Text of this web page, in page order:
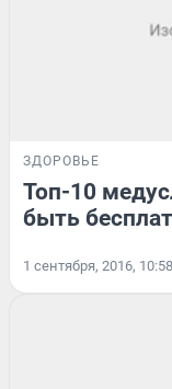
ЗДОРОВЬЕ
Топ-10
быть
1 сентября, 2016, 10:58